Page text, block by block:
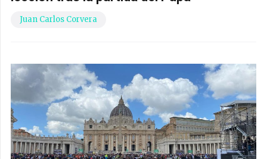
Juan Carlos Corvera